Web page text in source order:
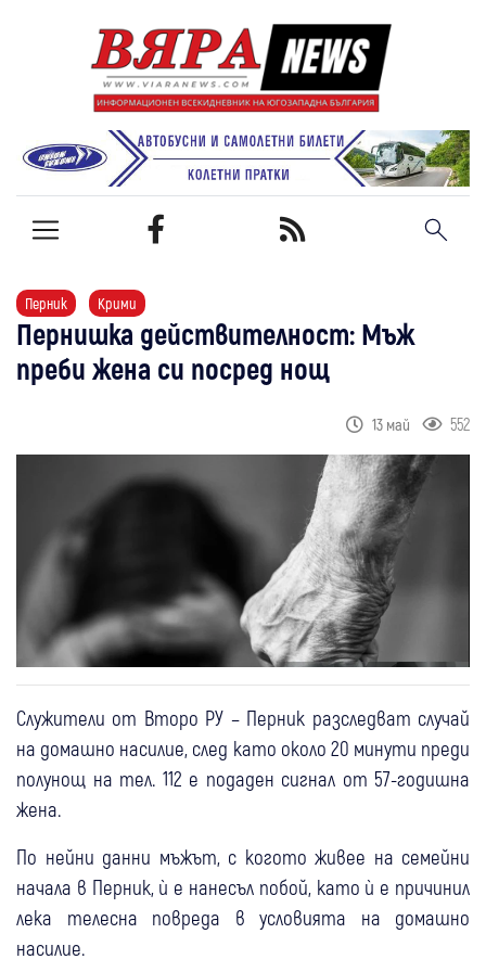
Перник Крими
Пернишка действителност: Мъж
преби жена си посред нощ
13 май 552
Служители от Второ РУ – Перник разследват случай
на домашно насилие, след като около 20 минути преди
полунощ на тел. 112 е подаден сигнал от 57-годишна
жена.
По нейни данни мъжът, с когото живее на семейни
начала в Перник, ѝ е нанесъл побой, като ѝ е причинил
лека телесна повреда в условията на домашно
насилие.